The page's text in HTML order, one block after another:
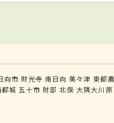
向市 財光寺 南日向 美々津 東都農
都城 五十市 財部 北俣 大隅大川原